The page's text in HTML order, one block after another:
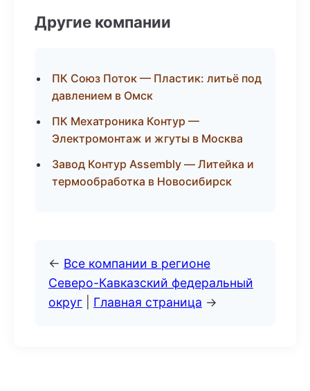
Другие компании
ПК Союз Поток — Пластик: литьё под
давлением в Омск
ПК Мехатроника Контур —
Электромонтаж и жгуты в Москва
Завод Контур Assembly — Литейка и
термообработка в Новосибирск
← Все компании в регионе
Северо-Кавказский федеральный
округ
Главная страница →